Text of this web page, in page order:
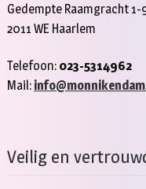
Gedempte Raamgracht 1-
2011 WE Haarlem
Telefoon: 023-5314962
Mail:
Veilig en